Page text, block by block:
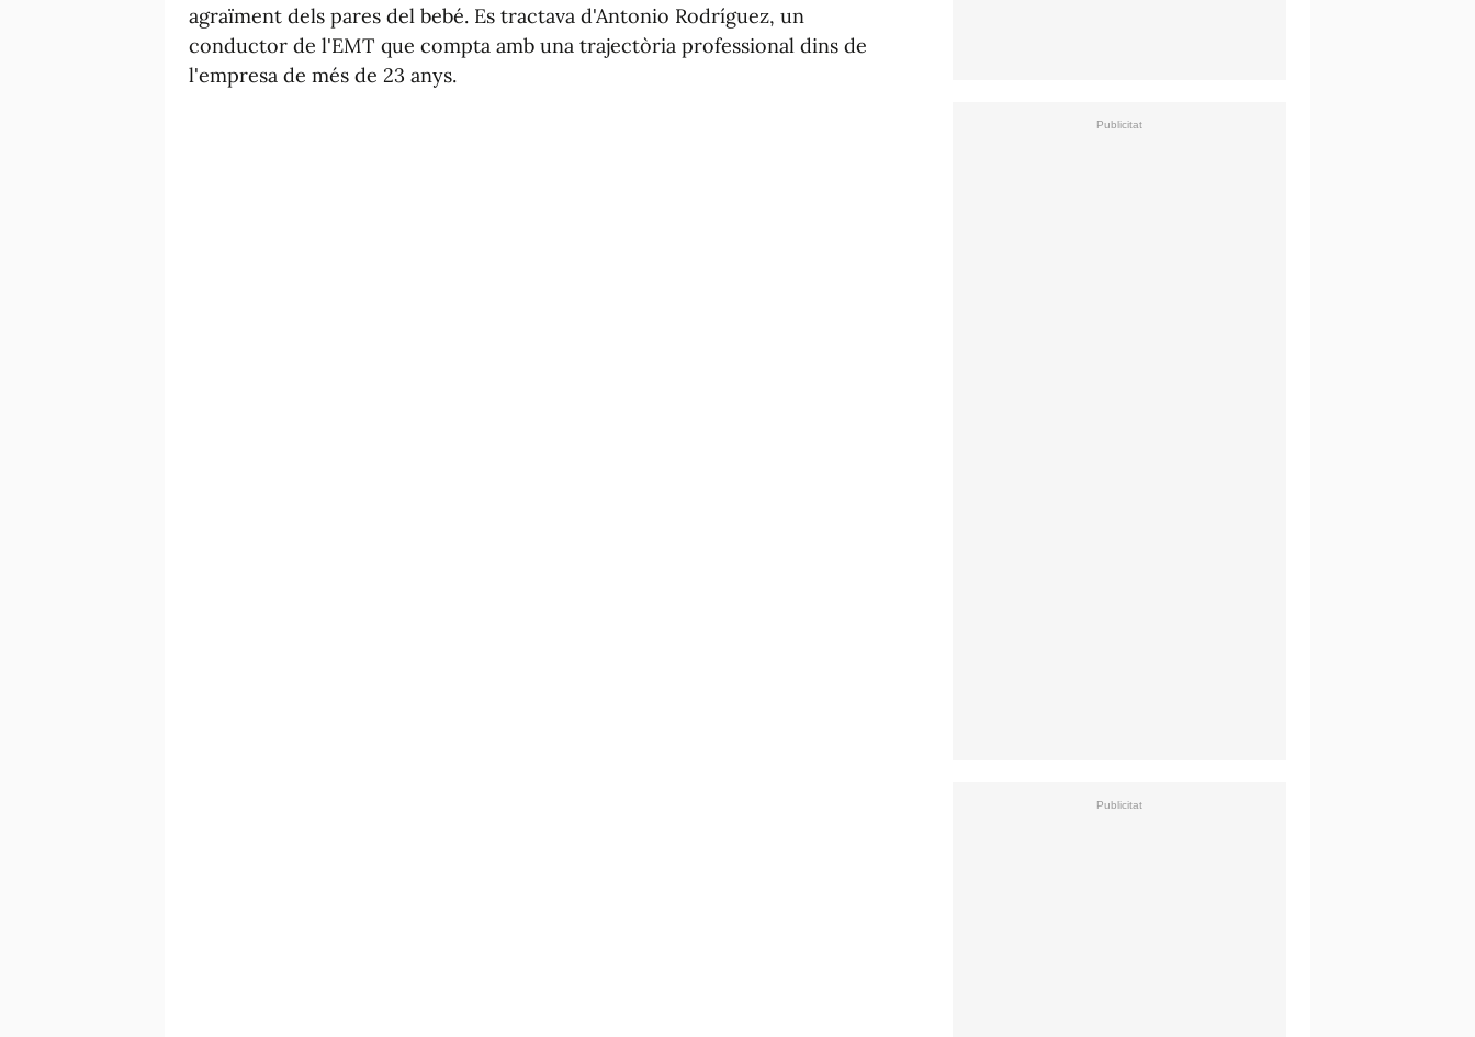
agraïment dels pares del bebé. Es tractava d'Antonio Rodríguez, un
conductor de l'EMT que compta amb una trajectòria professional dins de
l'empresa de més de 23 anys.